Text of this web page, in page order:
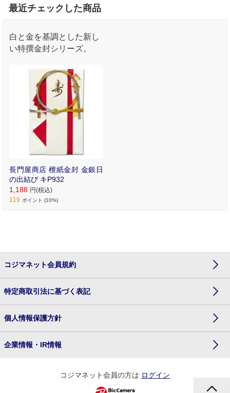
最近チェックした商品
白と金を基調とした新し
い特撰金封シリーズ。
長門屋商店 檀紙金封 金銀日
の出結び キP932
1,188 円(税込)
119 ポイント (10%)
コジマネット会員規約
特定商取引法に基づく表記
個人情報保護方針
企業情報・IR情報
コジマネット会員の方は ログイン